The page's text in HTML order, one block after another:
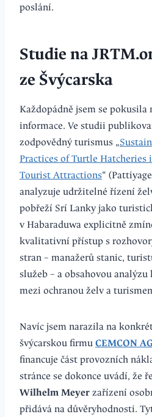
poslání.
Studie na
ze Švýcarska
Každopádně jsem se
informace. Ve studii
zodpovědný turismus „
Practices of Turtle Hatcheries
Tourist Attractions“
analyzuje udržitelné řízení
pobřeží Srí Lanky jako
v Habaraduwa explicitně
kvalitativní přístup s
stran – manažerů stanic,
služeb – a obsahovou
mezi ochranou želv a
Navíc jsem narazila na
švýcarskou firmu CEMCON
financuje část provozních
stránce se dokonce uvádí, že
Wilhelm Meyer zařízení
přidává na důvěryhodnosti.